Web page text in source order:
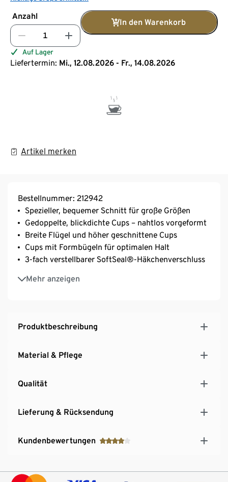
Anzahl
In den Warenkorb
Auf Lager
Liefertermin: Mi., 12.08.2026 - Fr., 14.08.2026
Artikel merken
Bestellnummer: 212942
Spezieller, bequemer Schnitt für große Größen
Gedoppelte, blickdichte Cups – nahtlos vorgeformt
Breite Flügel und höher geschnittene Cups
Cups mit Formbügeln für optimalen Halt
3-fach verstellbarer SoftSeal®-Häkchenverschluss
Mehr anzeigen
Extrabreite, weich gepolsterte und
längenverstellbare Träger
Mit Bio-Baumwolle
Produktbeschreibung
Material & Pflege
Qualität
Lieferung & Rücksendung
Kundenbewertungen